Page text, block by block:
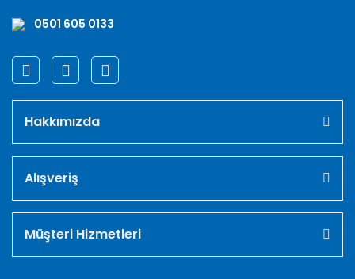
0501 605 0133
Hakkımızda
Alışveriş
Müşteri Hizmetleri